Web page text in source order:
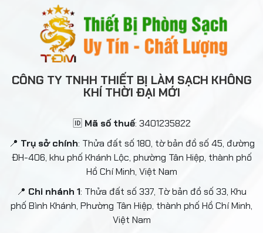
CÔNG TY TNHH THIẾT BỊ LÀM SẠCH KHÔNG
KHÍ THỜI ĐẠI MỚI
🆔 Mã số thuế: 3401235822
📍 Trụ sở chính: Thửa đất số 180, tờ bản đồ số 45, đường
ĐH-406, khu phố Khánh Lộc, phường Tân Hiệp, thành phố
Hồ Chí Minh, Việt Nam
📍 Chi nhánh 1: Thửa đất số 337, Tờ bản đồ số 33, Khu
phố Bình Khánh, Phường Tân Hiệp, thành phố Hồ Chí Minh,
Việt Nam